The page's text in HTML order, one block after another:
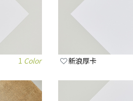
1 Color 新浪厚卡